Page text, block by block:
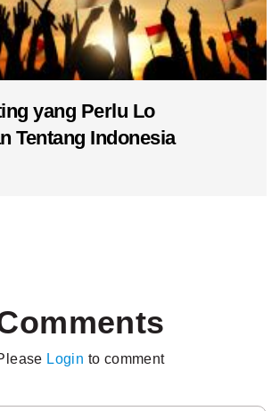
yang Perlu Lo
Tentang Indonesia
Login to comment